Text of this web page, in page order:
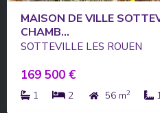
MAISON DE VILLE
CHAMB...
SOTTEVILLE LES ROUEN
169 500 €
1 2 56 m2